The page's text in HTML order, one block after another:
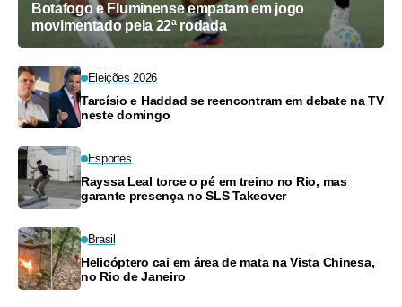
Botafogo e Fluminense empatam em jogo
movimentado pela 22ª rodada
Eleições 2026
Tarcísio e Haddad se reencontram em debate na TV
neste domingo
Esportes
Rayssa Leal torce o pé em treino no Rio, mas
garante presença no SLS Takeover
Brasil
Helicóptero cai em área de mata na Vista Chinesa,
no Rio de Janeiro